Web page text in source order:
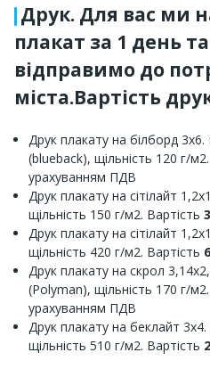
Друк. Для вас ми
плакат за 1 день
відправимо до
міста.Вартість
Друк плакату на білборд
(blueback), щільність 120 г/
урахуванням ПДВ
Друк плакату на сітілайт
щільність 150 г/м2. Вартість
Друк плакату на сітілайт
щільність 420 г/м2. Вартість
Друк плакату на скрол
(Polyman), щільність 170 г/
урахуванням ПДВ
Друк плакату на беклайт
щільність 510 г/м2. Вартість